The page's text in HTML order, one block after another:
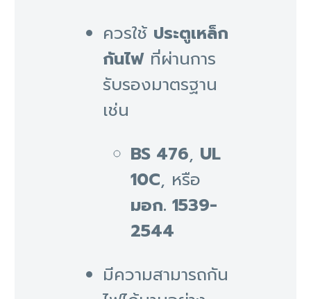
ควรใช้ ประตูเหล็ก
กันไฟที่ผ่านการ
รับรองมาตรฐาน
เช่น
BS 476, UL
10C, หรือ
มอก. 1539-
2544
มีความสามารถกัน